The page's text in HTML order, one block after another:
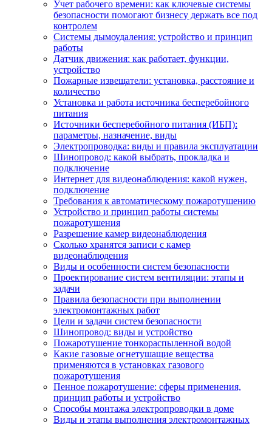
Учет рабочего времени: как ключевые системы
безопасности помогают бизнесу держать все под
контролем
Системы дымоудаления: устройство и принцип
работы
Датчик движения: как работает, функции,
устройство
Пожарные извещатели: установка, расстояние и
количество
Установка и работа источника бесперебойного
питания
Источники бесперебойного питания (ИБП):
параметры, назначение, виды
Электропроводка: виды и правила эксплуатации
Шинопровод: какой выбрать, прокладка и
подключение
Интернет для видеонаблюдения: какой нужен,
подключение
Требования к автоматическому пожаротушению
Устройство и принцип работы системы
пожаротушения
Разрешение камер видеонаблюдения
Сколько хранятся записи с камер
видеонаблюдения
Виды и особенности систем безопасности
Проектирование систем вентиляции: этапы и
задачи
Правила безопасности при выполнении
электромонтажных работ
Цели и задачи систем безопасности
Шинопровод: виды и устройство
Пожаротушение тонкораспыленной водой
Какие газовые огнетушащие вещества
применяются в установках газового
пожаротушения
Пенное пожаротушение: сферы применения,
принцип работы и устройство
Способы монтажа электропроводки в доме
Виды и этапы выполнения электромонтажных